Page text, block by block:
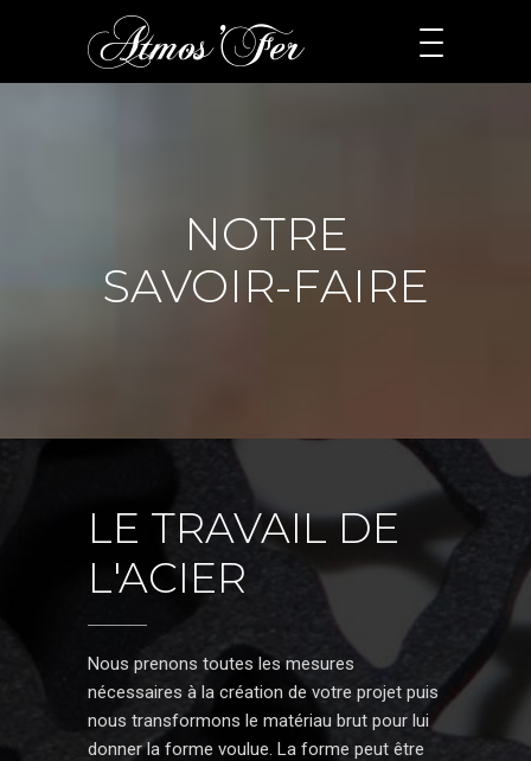
NOTRE
SAVOIR-FAIRE
LE TRAVAIL DE
L'ACIER
Nous prenons toutes les mesures
nécessaires à la création de votre projet puis
nous transformons le matériau brut pour lui
donner la forme voulue. La forme peut être